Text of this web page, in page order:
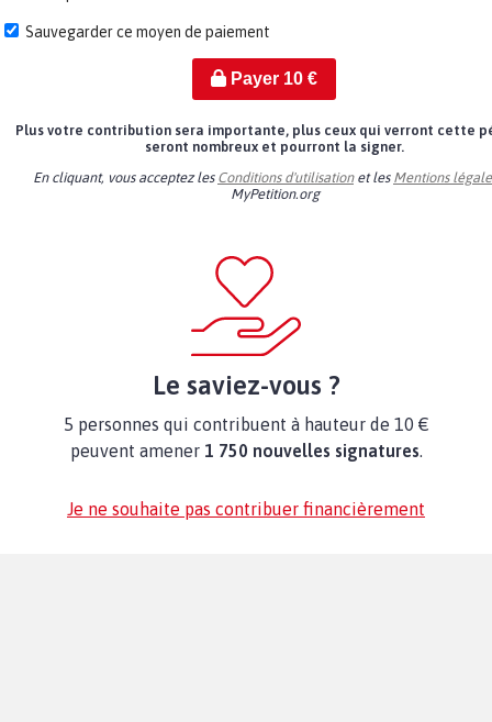
Sauvegarder ce moyen de paiement
Payer 10€
Plus votre contribution sera importante, plus ceux qui verront cette
seront nombreux et pourront la signer.
En cliquant, vous acceptez les Conditions d'utilisationet les Mentions
MyPetition.org
Le saviez-vous ?
5 personnes qui contribuent à hauteur de 10 €
peuvent amener 1 750 nouvelles signatures.
Je ne souhaite pas contribuer financièrement